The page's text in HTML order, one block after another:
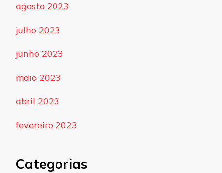
agosto 2023
julho 2023
junho 2023
maio 2023
abril 2023
fevereiro 2023
Categorias